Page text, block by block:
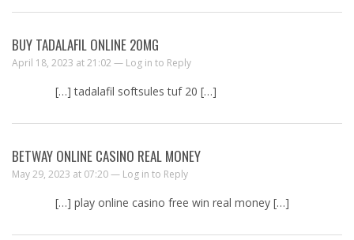
BUY TADALAFIL ONLINE 20MG
April 18, 2023 at 21:02 — Log in to Reply
[…] tadalafil softsules tuf 20 […]
BETWAY ONLINE CASINO REAL MONEY
May 29, 2023 at 07:20 — Log in to Reply
[…] play online casino free win real money […]